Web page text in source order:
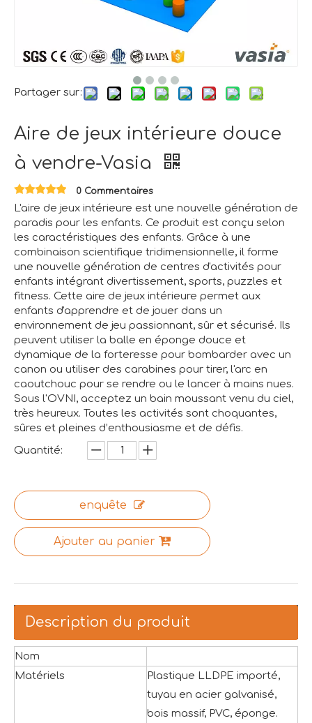
Partager sur:
Aire de jeux intérieure douce
à vendre-Vasia
0 Commentaires
L'aire de jeux intérieure est une nouvelle génération de
paradis pour les enfants. Ce produit est conçu selon
les caractéristiques des enfants. Grâce à une
combinaison scientifique tridimensionnelle, il forme
une nouvelle génération de centres d'activités pour
enfants intégrant divertissement, sports, puzzles et
fitness. Cette aire de jeux intérieure permet aux
enfants d'apprendre et de jouer dans un
environnement de jeu passionnant, sûr et sécurisé. Ils
peuvent utiliser la balle en éponge douce et
dynamique de la forteresse pour bombarder avec un
canon ou utiliser des carabines pour tirer, l'arc en
caoutchouc pour se rendre ou le lancer à mains nues.
Sous l'OVNI, acceptez un bain moussant venu du ciel,
très heureux. Toutes les activités sont choquantes,
sûres et pleines d’enthousiasme et de défis.
Quantité:
enquête
Ajouter au panier
Description du produit
Nom
Matériels
Plastique LLDPE importé,
tuyau en acier galvanisé,
bois massif, PVC, éponge.